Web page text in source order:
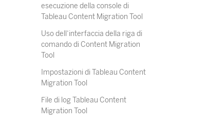
esecuzione della console di
Tableau Content Migration Tool
Uso dell’interfaccia della riga di
comando di Content Migration
Tool
Impostazioni di Tableau Content
Migration Tool
File di log Tableau Content
Migration Tool